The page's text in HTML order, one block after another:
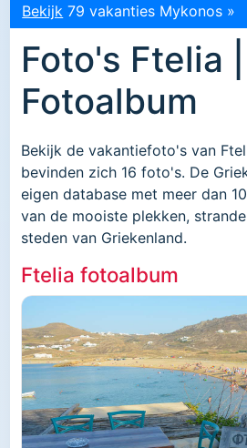
Bekijk 79 vakanties Mykonos »
Foto's Ftelia |
Fotoalbum
Bekijk de vakantiefoto's van
bevinden zich 16 foto's. De
eigen database met meer dan
van de mooiste plekken,
steden van Griekenland.
Ftelia fotoalbum